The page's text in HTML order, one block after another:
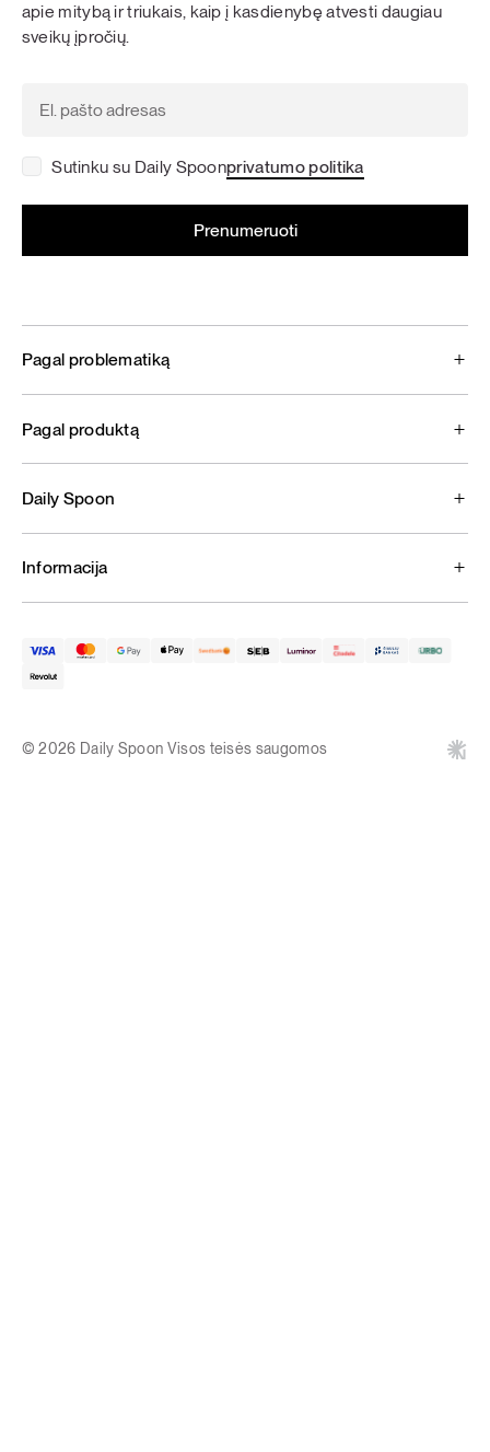
apie mitybą ir triukais, kaip į kasdienybę atvesti daugiau
sveikų įpročių.
Sutinku su Daily Spoonprivatumo politika
Pagal problematiką
Pagal produktą
Daily Spoon
Informacija
© 2026 Daily Spoon Visos teisės saugomos